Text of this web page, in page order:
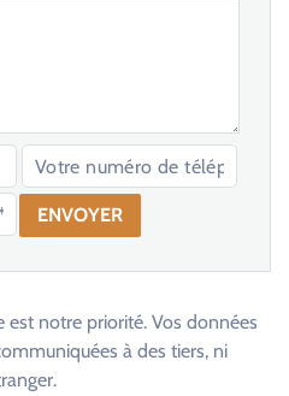
est notre priorité. Vos données
à des tiers, ni